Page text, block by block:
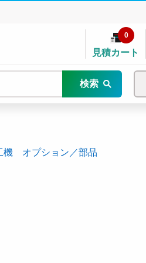
見積カート
0
検索
機 オプション／部品